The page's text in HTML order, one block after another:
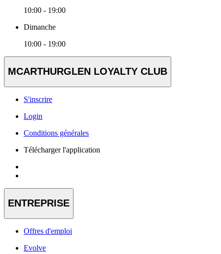
10:00 - 19:00
Dimanche
10:00 - 19:00
MCARTHURGLEN LOYALTY CLUB
S'inscrire
Login
Conditions générales
Télécharger l'application
ENTREPRISE
Offres d'emploi
Evolve